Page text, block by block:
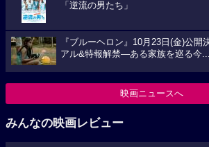
「逆流の男たち」
『ブルーヘロン』10月23日(金)公開
アル&特報解禁―ある家族を巡る今...
映画ニュースへ
みんなの映画レビュー